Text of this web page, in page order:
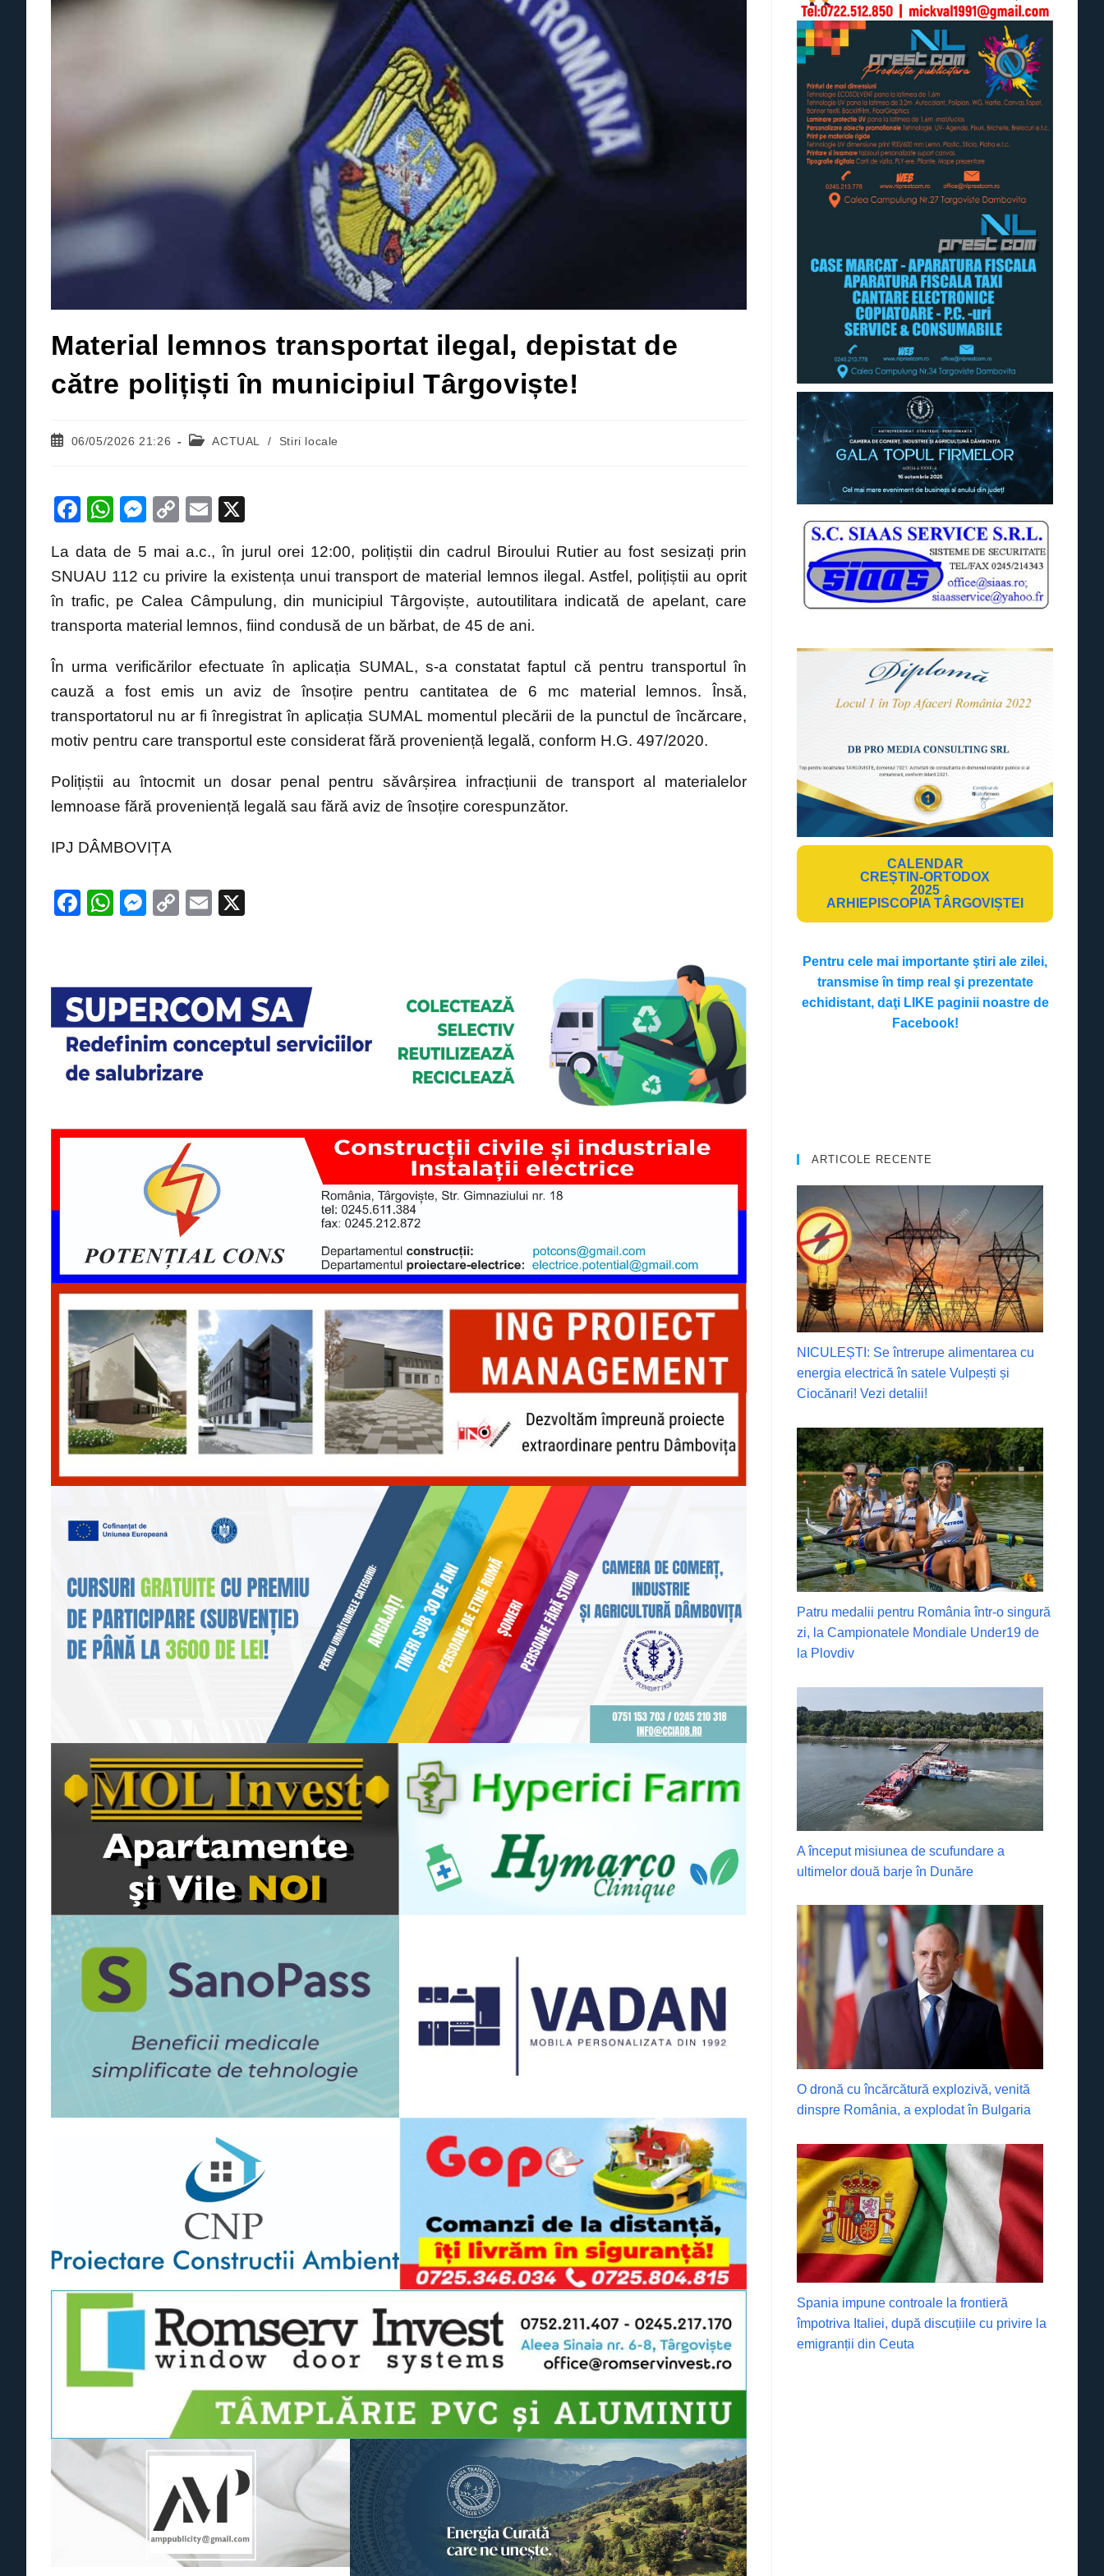
Material lemnos transportat ilegal, depistat de
către polițiști în municipiul Târgoviște!
Post06/05/2026 21:26
PostACTUAL / Stiri locale
F
c
e
b
o
o
k
W
at
s
A
p
p
M
ss
e
n
g
er
C
p
y
Li
n
k
E
ail
La data de 5 mai a.c., în jurul orei 12:00, polițiștii din cadrul Biroului Rutier au fost sesizați prin
SNUAU 112 cu privire la existența unui transport de material lemnos ilegal. Astfel, polițiștii au oprit
în trafic, pe Calea Câmpulung, din municipiul Târgoviște, autoutilitara indicată de apelant, care
transporta material lemnos, fiind condusă de un bărbat, de 45 de ani.
În urma verificărilor efectuate în aplicația SUMAL, s-a constatat faptul că pentru transportul în
cauză a fost emis un aviz de însoțire pentru cantitatea de 6 mc material lemnos. Însă,
transportatorul nu ar fi înregistrat în aplicația SUMAL momentul plecării de la punctul de încărcare,
motiv pentru care transportul este considerat fără proveniență legală, conform H.G. 497/2020.
Polițiștii au întocmit un dosar penal pentru săvârșirea infracțiunii de transport al materialelor
lemnoase fără proveniență legală sau fără aviz de însoțire corespunzător.
IPJ DÂMBOVIȚA
F
e
b
o
o
k
W
s
A
p
p
M
e
n
g
er
C
y
Li
n
k
E
CALENDAR
CREȘTIN-ORTODOX
2025
ARHIEPISCOPIA TÂRGOVIȘTEI
Pentru cele mai importante ştiri ale zilei,
transmise în timp real şi prezentate
echidistant, daţi LIKE paginii noastre de
Facebook!
ARTICOLE RECENTE
NICULEȘTI: Se întrerupe alimentarea cu
energia electrică în satele Vulpești și
Ciocănari! Vezi detalii!
Patru medalii pentru România într-o singură
zi, la Campionatele Mondiale Under19 de
la Plovdiv
A început misiunea de scufundare a
ultimelor două barje în Dunăre
O dronă cu încărcătură explozivă, venită
dinspre România, a explodat în Bulgaria
Spania impune controale la frontieră
împotriva Italiei, după discuțiile cu privire la
emigranții din Ceuta